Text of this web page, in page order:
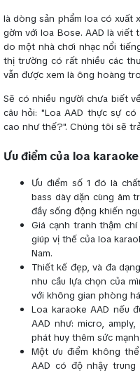
là dòng sản phẩm loa có xuất
gờm với loa Bose. AAD là viết
do một nhà chơi nhạc nổi
thị trường có rất nhiều các
vẫn được xem là ông hoàng
Sẽ có nhiều người chưa biết
câu hỏi: "Loa AAD thực sự
cao như thế?". Chúng tôi sẽ
Ưu điểm của loa karaoke
Ưu điểm số 1 đó là
bass dày dặn cùng âm
đầy sống động khiến
Giá cạnh tranh thậm
giúp vị thế của loa
Nam.
Thiết kế đẹp, và đa
nhu cầu lựa chọn của
với không gian phòng
Loa karaoke AAD nếu
AAD như: micro,
phát huy thêm sức
Một ưu điểm không
AAD có độ nhậy